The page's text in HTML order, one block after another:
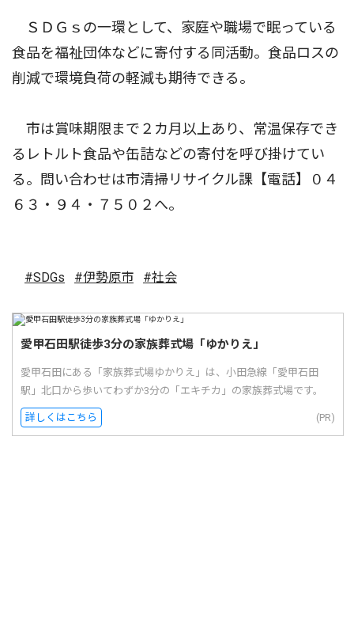
ＳＤＧｓの一環として、家庭や職場で眠っている
食品を福祉団体などに寄付する同活動。食品ロスの
削減で環境負荷の軽減も期待できる。
市は賞味期限まで２カ月以上あり、常温保存でき
るレトルト食品や缶詰などの寄付を呼び掛けてい
る。問い合わせは市清掃リサイクル課【電話】０４
６３・９４・７５０２へ。
#SDGs #伊勢原市 #社会
愛甲石田駅徒歩3分の家族葬式場「ゆかりえ」
愛甲石田にある「家族葬式場ゆかりえ」は、小田急線「愛甲石田
駅」北口から歩いてわずか3分の「エキチカ」の家族葬式場です。
詳しくはこちら (PR)